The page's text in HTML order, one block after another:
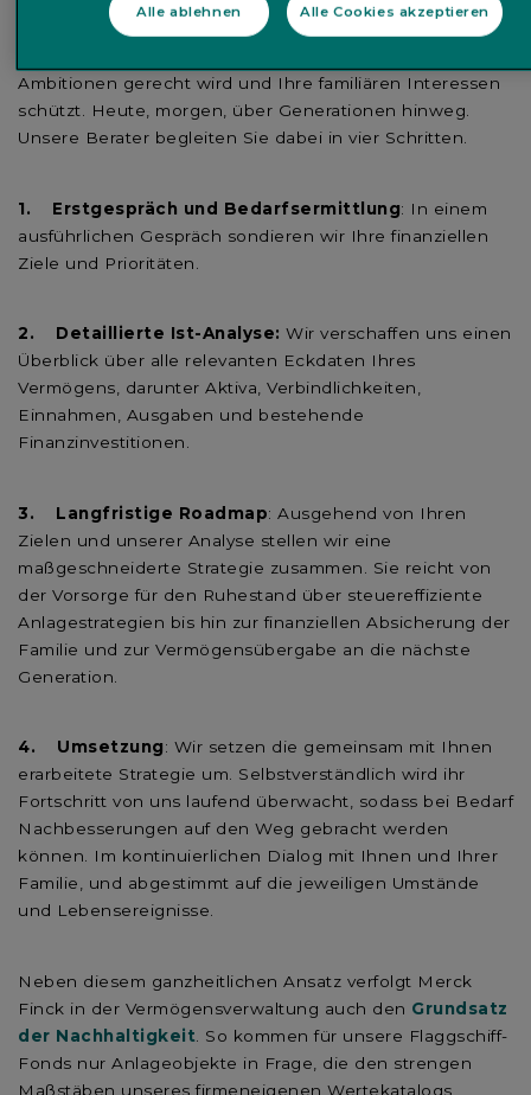
ganzheitliche Vermögensverwaltung
Ambitionen gerecht wird und Ihre familiären Interessen
schützt. Heute, morgen, über Generationen hinweg.
Unsere Berater begleiten Sie dabei in vier Schritten.
1. Erstgespräch und Bedarfsermittlung: In einem
ausführlichen Gespräch sondieren wir Ihre finanziellen
Ziele und Prioritäten.
2. Detaillierte Ist-Analyse: Wir verschaffen uns einen
Überblick über alle relevanten Eckdaten Ihres
Vermögens, darunter Aktiva, Verbindlichkeiten,
Einnahmen, Ausgaben und bestehende
Finanzinvestitionen.
3. Langfristige Roadmap: Ausgehend von Ihren
Zielen und unserer Analyse stellen wir eine
maßgeschneiderte Strategie zusammen. Sie reicht von
der Vorsorge für den Ruhestand über steuereffiziente
Anlagestrategien bis hin zur finanziellen Absicherung der
Familie und zur Vermögensübergabe an die nächste
Generation.
4. Umsetzung: Wir setzen die gemeinsam mit Ihnen
erarbeitete Strategie um. Selbstverständlich wird ihr
Fortschritt von uns laufend überwacht, sodass bei Bedarf
Nachbesserungen auf den Weg gebracht werden
können. Im kontinuierlichen Dialog mit Ihnen und Ihrer
Familie, und abgestimmt auf die jeweiligen Umstände
und Lebensereignisse.
Neben diesem ganzheitlichen Ansatz verfolgt Merck
Finck in der Vermögensverwaltung auch den Grundsatz
der Nachhaltigkeit . So kommen für unsere Flaggschiff-
Fonds nur Anlageobjekte in Frage, die den strengen
Maßstäben unseres firmeneigenen Wertekatalogs
Alle ablehnen Alle Cookies akzeptieren